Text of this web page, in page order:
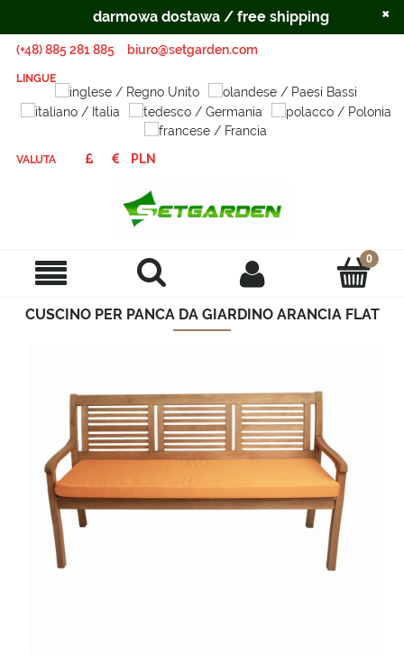
(+48) 885 281 885 biuro@setgarden.com
LINGUE
VALUTA
CUSCINO PER PANCA DA GIARDINO ARANCIA FLAT
darmowa dostawa / free shipping ×